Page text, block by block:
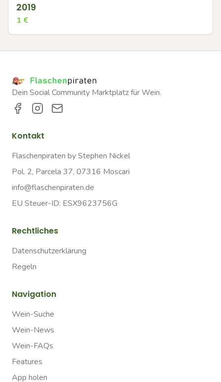
2019
1 €
Dein Social Community Marktplatz für Wein.
Kontakt
Flaschenpiraten by Stephen Nickel
Pol. 2, Parcela 37, 07316 Moscari
info@flaschenpiraten.de
EU Steuer-ID: ESX9623756G
Rechtliches
Datenschutzerklärung
Regeln
Navigation
Wein-Suche
Wein-News
Wein-FAQs
Features
App holen